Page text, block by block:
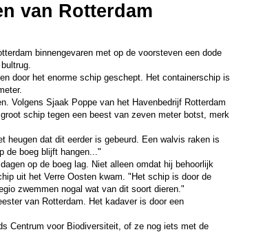
van Rotterdam
binnengevaren met op de voorsteven een dode
door het enorme schip geschept. Het containerschip is
Volgens Sjaak Poppe van het Havenbedrijf Rotterdam
schip tegen een beest van zeven meter botst, merk
heugen dat dit eerder is gebeurd. Een walvis raken is
boeg blijft hangen..."
op de boeg lag. Niet alleen omdat hij behoorlijk
uit het Verre Oosten kwam. "Het schip is door de
zwemmen nogal wat van dit soort dieren."
van Rotterdam. Het kadaver is door een
Centrum voor Biodiversiteit, of ze nog iets met de